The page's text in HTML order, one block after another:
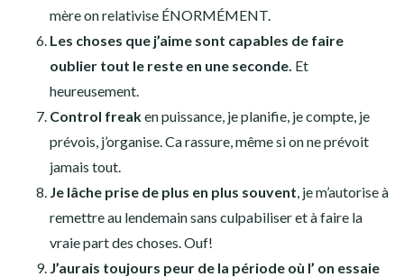
mère on relativise ÉNORMÉMENT.
Les choses que j’aime sont capables de faire
oublier tout le reste en une seconde. Et
heureusement.
Control freaken puissance, je planifie, je compte, je
prévois, j’organise. Ca rassure, même si on ne prévoit
jamais tout.
Je lâche prise de plus en plus souvent, je m’autorise à
remettre au lendemain sans culpabiliser et à faire la
vraie part des choses. Ouf!
J’aurais toujours peur de la période où l’ on essaie